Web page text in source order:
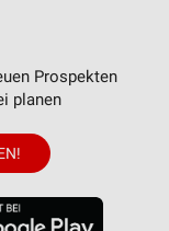
Prospekten
planen